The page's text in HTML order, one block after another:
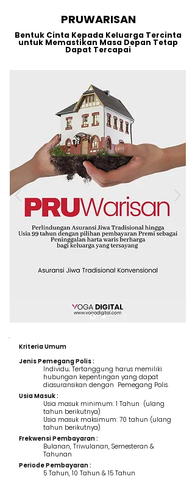
PRUWARISAN
Bentuk Cinta Kepada Keluarga Tercinta
untuk Memastikan Masa Depan Tetap
Dapat Tercapai
Kriteria Umum
Jenis Pemegang Polis :
Individu; Tertanggung harus memiliki
hubungan kepentingan yang dapat
diasuransikan dengan Pemegang Polis.
Usia Masuk :
Usia masuk minimum: 1 Tahun (ulang
tahun berikutnya)
Usia masuk maksimum: 70 tahun (ulang
tahun berikutnya)
Frekwensi Pembayaran :
Bulanan, Triwulanan, Semesteran &
Tahunan
Periode Pembayaran :
5 Tahun, 10 Tahun & 15 Tahun